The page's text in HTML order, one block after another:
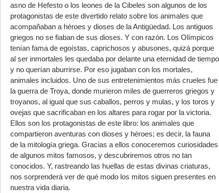
asno de Hefesto o los leones de la Cibeles son algunos de los
protagonistas de este divertido relato sobre los animales que
acompañaban a héroes y dioses de la Antigüedad. Los antiguos
griegos no se fiaban de sus dioses. Y con razón. Los Olímpicos
tenían fama de egoístas, caprichosos y abusones, quizá porque
al ser inmortales les quedaba por delante una eternidad de tiempo
y no querían aburrirse. Por eso jugaban con los mortales,
animales incluidos. Uno de sus entretenimientos más crueles fue
la guerra de Troya, donde murieron miles de guerreros griegos y
troyanos, al igual que sus caballos, perros y mulas, y los toros y
ovejas que sacrificaban en los altares para rogar por la victoria.
Ellos son los protagonistas de este libro: los animales que
compartieron aventuras con dioses y héroes; es decir, la fauna
de la mitología griega. Gracias a ellos conoceremos curiosidades
de algunos mitos famosos, y descubriremos otros no tan
conocidos. Y, rastreando las huellas de estas divinas criaturas,
nos sorprenderá ver de qué modo los mitos siguen presentes en
nuestra vida diaria.